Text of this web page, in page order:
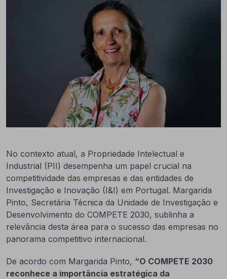
No contexto atual, a Propriedade Intelectual e
Industrial (PII) desempenha um papel crucial na
competitividade das empresas e das entidades de
Investigação e Inovação (I&I) em Portugal. Margarida
Pinto, Secretária Técnica da Unidade de Investigação e
Desenvolvimento do COMPETE 2030, sublinha a
relevância desta área para o sucesso das empresas no
panorama competitivo internacional.
De acordo com Margarida Pinto, “O COMPETE 2030
reconhece a importância estratégica da